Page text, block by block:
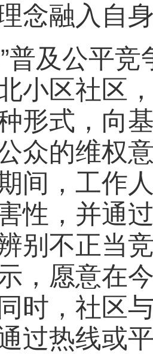
念融入自
普及公平
小区社区
形式，向
众的维权
间，工作
性，并通
别不正当
，愿意在
时，社区
过热线或